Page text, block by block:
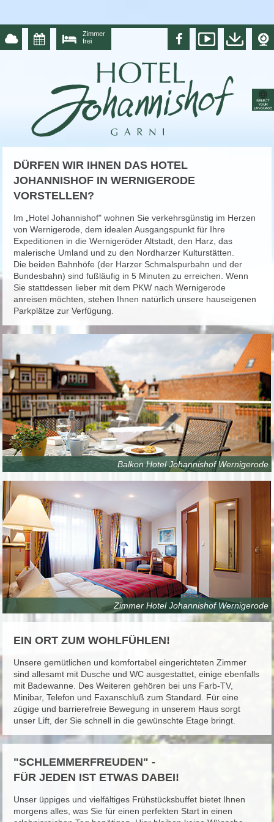
Zimmer
frei
DÜRFEN WIR IHNEN DAS HOTEL
JOHANNISHOF IN WERNIGERODE
VORSTELLEN?
Im „Hotel Johannishof" wohnen Sie verkehrsgünstig im Herzen
von Wernigerode, dem idealen Ausgangspunkt für Ihre
Expeditionen in die Wernigeröder Altstadt, den Harz, das
malerische Umland und zu den Nordharzer Kulturstätten.
Die beiden Bahnhöfe (der Harzer Schmalspurbahn und der
Bundesbahn) sind fußläufig in 5 Minuten zu erreichen. Wenn
Sie stattdessen lieber mit dem PKW nach Wernigerode
anreisen möchten, stehen Ihnen natürlich unsere hauseigenen
Parkplätze zur Verfügung.
Balkon Hotel Johannishof Wernigerode
Zimmer Hotel Johannishof Wernigerode
EIN ORT ZUM WOHLFÜHLEN!
Unsere gemütlichen und komfortabel eingerichteten Zimmer
sind allesamt mit Dusche und WC ausgestattet, einige ebenfalls
mit Badewanne. Des Weiteren gehören bei uns Farb-TV,
Minibar, Telefon und Faxanschluß zum Standard. Für eine
zügige und barrierefreie Bewegung in unserem Haus sorgt
unser Lift, der Sie schnell in die gewünschte Etage bringt.
"SCHLEMMERFREUDEN" -
FÜR JEDEN IST ETWAS DABEI!
Unser üppiges und vielfältiges Frühstücksbuffet bietet Ihnen
morgens alles, was Sie für einen perfekten Start in einen